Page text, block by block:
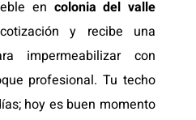
en colonia del valle
y recibe una
impermeabilizar con
profesional. Tu techo
hoy es buen momento